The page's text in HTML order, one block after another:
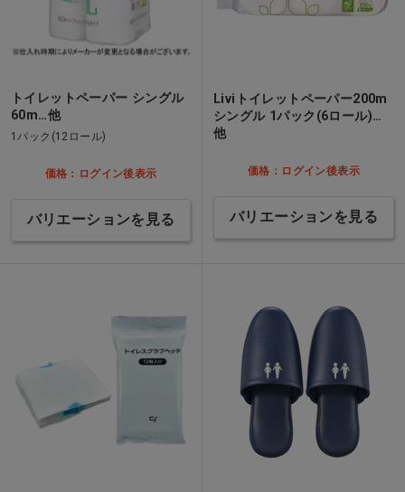
トイレットペーパー シングル
60m…他
1パック(12ロール)
価格：ログイン後表示
バリエーションを見る
Liviトイレットペーパー200m
シングル 1パック(6ロール)…
他
価格：ログイン後表示
バリエーションを見る